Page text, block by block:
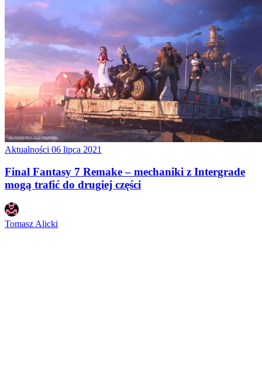
Aktualności 06 lipca 2021
Final Fantasy 7 Remake – mechaniki z Intergrade
mogą trafić do drugiej części
Tomasz Alicki